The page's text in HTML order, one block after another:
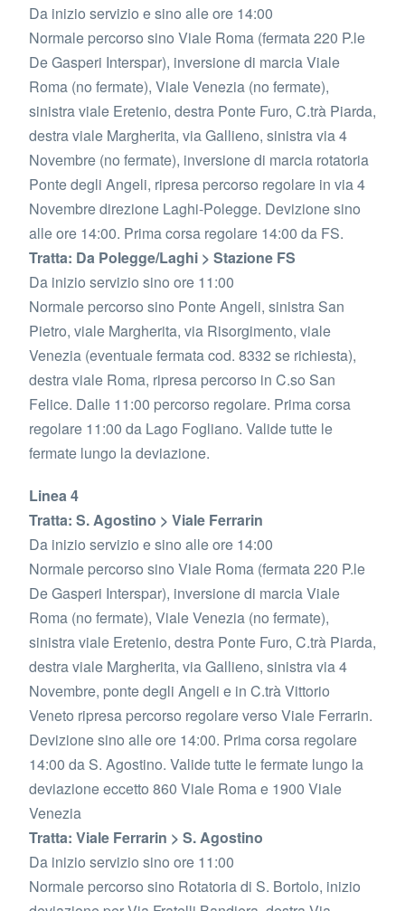
Da inizio servizio e sino alle ore 14:00
Normale percorso sino Viale Roma (fermata 220 P.le
De Gasperi Interspar), inversione di marcia Viale
Roma (no fermate), Viale Venezia (no fermate),
sinistra viale Eretenio, destra Ponte Furo, C.trà Piarda,
destra viale Margherita, via Gallieno, sinistra via 4
Novembre (no fermate), inversione di marcia rotatoria
Ponte degli Angeli, ripresa percorso regolare in via 4
Novembre direzione Laghi-Polegge. Devizione sino
alle ore 14:00. Prima corsa regolare 14:00 da FS.
Tratta: Da Polegge/Laghi > Stazione FS
Da inizio servizio sino ore 11:00
Normale percorso sino Ponte Angeli, sinistra San
Pietro, viale Margherita, via Risorgimento, viale
Venezia (eventuale fermata cod. 8332 se richiesta),
destra viale Roma, ripresa percorso in C.so San
Felice. Dalle 11:00 percorso regolare. Prima corsa
regolare 11:00 da Lago Fogliano. Valide tutte le
fermate lungo la deviazione.
Linea 4
Tratta: S. Agostino > Viale Ferrarin
Da inizio servizio e sino alle ore 14:00
Normale percorso sino Viale Roma (fermata 220 P.le
De Gasperi Interspar), inversione di marcia Viale
Roma (no fermate), Viale Venezia (no fermate),
sinistra viale Eretenio, destra Ponte Furo, C.trà Piarda,
destra viale Margherita, via Gallieno, sinistra via 4
Novembre, ponte degli Angeli e in C.trà Vittorio
Veneto ripresa percorso regolare verso Viale Ferrarin.
Devizione sino alle ore 14:00. Prima corsa regolare
14:00 da S. Agostino. Valide tutte le fermate lungo la
deviazione eccetto 860 Viale Roma e 1900 Viale
Venezia
Tratta: Viale Ferrarin > S. Agostino
Da inizio servizio sino ore 11:00
Normale percorso sino Rotatoria di S. Bortolo, inizio